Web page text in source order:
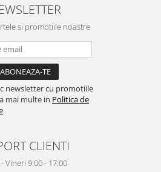
si promotiile noastre
newsletter cu promotiile
mai multe in Politica de
CLIENTI
Vineri 9:00 - 17:00